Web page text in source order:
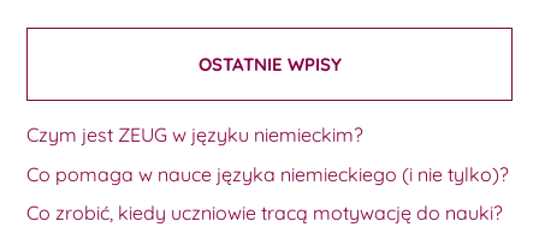
OSTATNIE WPISY
Czym jest ZEUG w języku niemieckim?
Co pomaga w nauce języka niemieckiego (i nie tylko)?
Co zrobić, kiedy uczniowie tracą motywację do nauki?